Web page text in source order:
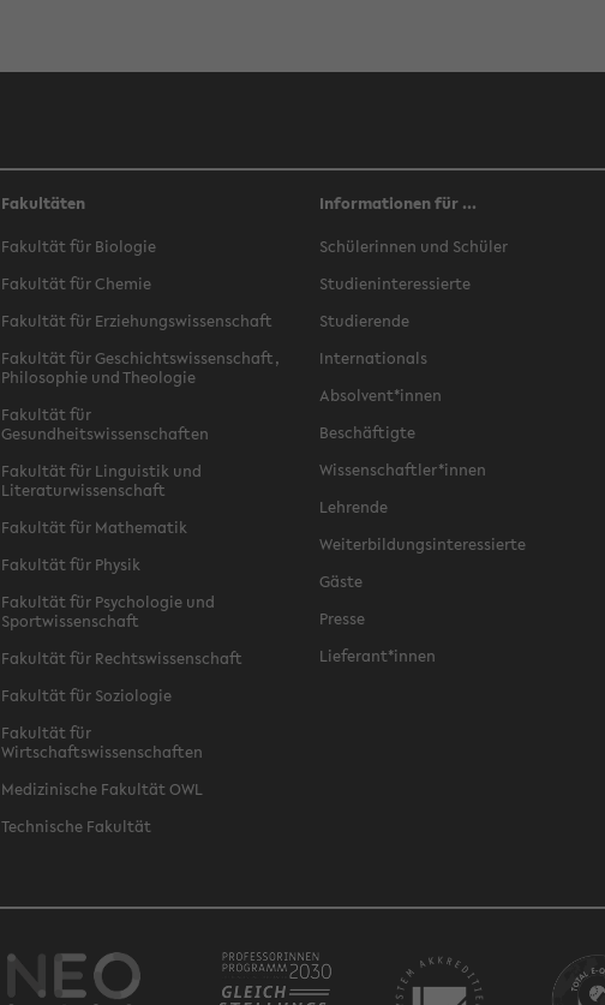
Fakultäten
Fakultät für Biologie
Fakultät für Chemie
Fakultät für Erziehungswissenschaft
Fakultät für Geschichtswissenschaft,
Philosophie und Theologie
Fakultät für
Gesundheitswissenschaften
Fakultät für Linguistik und
Literaturwissenschaft
Fakultät für Mathematik
Fakultät für Physik
Fakultät für Psychologie und
Sportwissenschaft
Fakultät für Rechtswissenschaft
Fakultät für Soziologie
Fakultät für
Wirtschaftswissenschaften
Medizinische Fakultät OWL
Technische Fakultät
Informationen für ...
Schülerinnen und Schüler
Studieninteressierte
Studierende
Internationals
Absolvent*innen
Beschäftigte
Wissenschaftler*innen
Lehrende
Weiterbildungsinteressierte
Gäste
Presse
Lieferant*innen